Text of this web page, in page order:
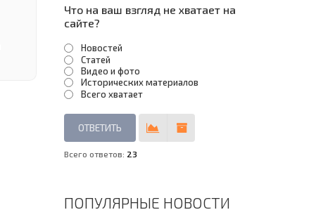
Что на ваш взгляд не хватает на
сайте?
Новостей
Статей
Видео и фото
Исторических материалов
Всего хватает
Всего ответов: 23
ПОПУЛЯРНЫЕ НОВОСТИ